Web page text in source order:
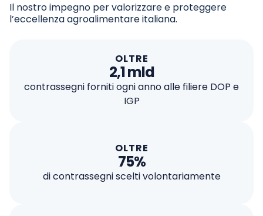
Il nostro impegno per valorizzare e proteggere
l’eccellenza agroalimentare italiana.
OLTRE
2,1 mld
contrassegni forniti ogni anno alle filiere DOP e
IGP
OLTRE
75%
di contrassegni scelti volontariamente